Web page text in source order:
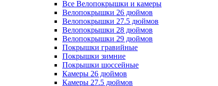
Все Велопокрышки и камеры
Велопокрышки 26 дюймов
Велопокрышки 27.5 дюймов
Велопокрышки 28 дюймов
Велопокрышки 29 дюймов
Покрышки гравийные
Покрышки зимние
Покрышки шоссейные
Камеры 26 дюймов
Камеры 27.5 дюймов